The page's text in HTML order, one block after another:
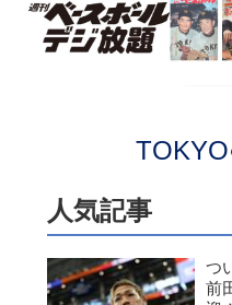
人気記事
つ
前